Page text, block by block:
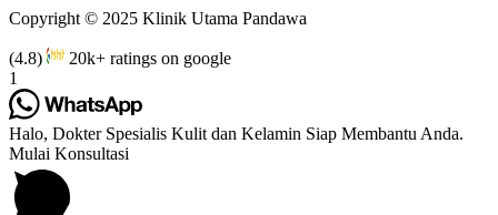
Copyright © 2025 Klinik Utama Pandawa
(4.8)
20k+ ratings on google
1
Halo, Dokter Spesialis Kulit dan Kelamin Siap Membantu Anda.
Mulai Konsultasi